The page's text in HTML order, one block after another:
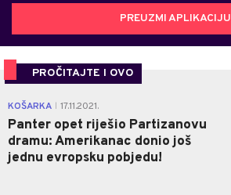
PREUZMI APLIKACIJU
PROČITAJTE I OVO
KOŠARKA 17.11.2021.
Panter opet riješio Partizanovu
dramu: Amerikanac donio još
jednu evropsku pobjedu!